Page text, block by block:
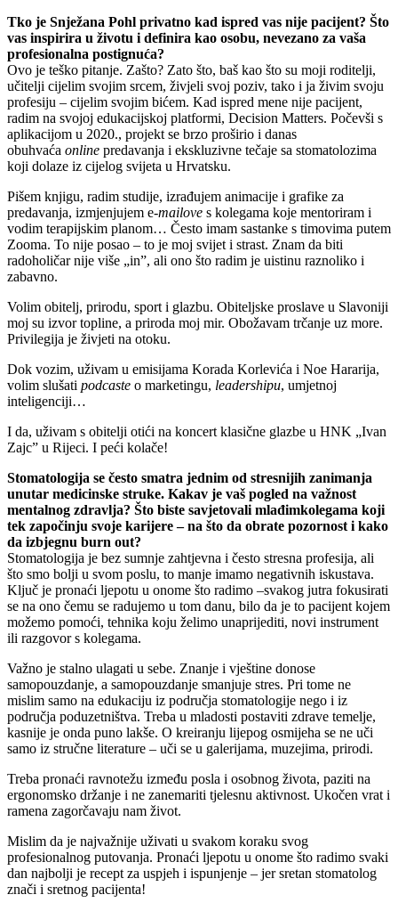
Tko je Snježana Pohl privatno kad ispred vas nije pacijent? Što
vas inspirira u životu i definira kao osobu, nevezano za vaša
profesionalna postignuća?
Ovo je teško pitanje. Zašto? Zato što, baš kao što su moji roditelji,
učitelji cijelim svojim srcem, živjeli svoj poziv, tako i ja živim svoju
profesiju – cijelim svojim bićem. Kad ispred mene nije pacijent,
radim na svojoj edukacijskoj platformi, Decision Matters. Počevši s
aplikacijom u 2020., projekt se brzo proširio i danas
obuhvaća online predavanja i ekskluzivne tečaje sa stomatolozima
koji dolaze iz cijelog svijeta u Hrvatsku.
Pišem knjigu, radim studije, izrađujem animacije i grafike za
predavanja, izmjenjujem e-mailove s kolegama koje mentoriram i
vodim terapijskim planom… Često imam sastanke s timovima putem
Zooma. To nije posao – to je moj svijet i strast. Znam da biti
radoholičar nije više „in”, ali ono što radim je uistinu raznoliko i
zabavno.
Volim obitelj, prirodu, sport i glazbu. Obiteljske proslave u Slavoniji
moj su izvor topline, a priroda moj mir. Obožavam trčanje uz more.
Privilegija je živjeti na otoku.
Dok vozim, uživam u emisijama Korada Korlevića i Noe Hararija,
volim slušati podcaste o marketingu, leadershipu, umjetnoj
inteligenciji…
I da, uživam s obitelji otići na koncert klasične glazbe u HNK „Ivan
Zajc” u Rijeci. I peći kolače!
Stomatologija se često smatra jednim od stresnijih zanimanja
unutar medicinske struke. Kakav je vaš pogled na važnost
mentalnog zdravlja? Što biste savjetovali mlađimkolegama koji
tek započinju svoje karijere – na što da obrate pozornost i kako
da izbjegnu burn out?
Stomatologija je bez sumnje zahtjevna i često stresna profesija, ali
što smo bolji u svom poslu, to manje imamo negativnih iskustava.
Ključ je pronaći ljepotu u onome što radimo –svakog jutra fokusirati
se na ono čemu se radujemo u tom danu, bilo da je to pacijent kojem
možemo pomoći, tehnika koju želimo unaprijediti, novi instrument
ili razgovor s kolegama.
Važno je stalno ulagati u sebe. Znanje i vještine donose
samopouzdanje, a samopouzdanje smanjuje stres. Pri tome ne
mislim samo na edukaciju iz područja stomatologije nego i iz
područja poduzetništva. Treba u mladosti postaviti zdrave temelje,
kasnije je onda puno lakše. O kreiranju lijepog osmijeha se ne uči
samo iz stručne literature – uči se u galerijama, muzejima, prirodi.
Treba pronaći ravnotežu između posla i osobnog života, paziti na
ergonomsko držanje i ne zanemariti tjelesnu aktivnost. Ukočen vrat i
ramena zagorčavaju nam život.
Mislim da je najvažnije uživati u svakom koraku svog
profesionalnog putovanja. Pronaći ljepotu u onome što radimo svaki
dan najbolji je recept za uspjeh i ispunjenje – jer sretan stomatolog
znači i sretnog pacijenta!